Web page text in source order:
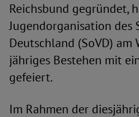
Reichsbund gegründet,
Jugendorganisation des
Deutschland (SoVD) am
jähriges Bestehen mit
gefeiert.
Im Rahmen der